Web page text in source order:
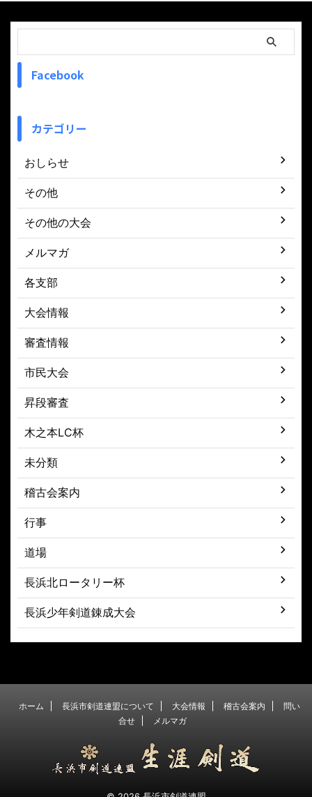
Facebook
カテゴリー
おしらせ
その他
その他の大会
メルマガ
各支部
大会情報
審査情報
市民大会
昇段審査
木之本LC杯
未分類
稽古会案内
行事
道場
長浜北ロータリー杯
長浜少年剣道錬成大会
ホーム 長浜市剣道連盟について 大会情報 稽古会案内
問い
合せ
メルマガ